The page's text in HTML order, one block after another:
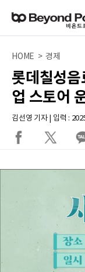
HOME > 경제
롯데칠성음
업 스토어
김선영 기자 | 입력 :